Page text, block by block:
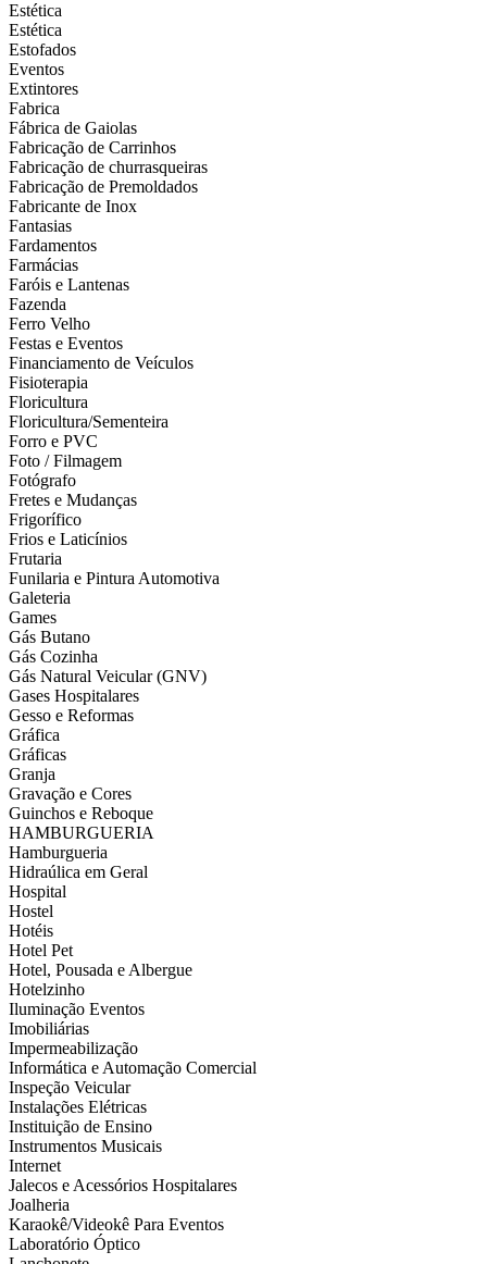
Estética
Estética
Estofados
Eventos
Extintores
Fabrica
Fábrica de Gaiolas
Fabricação de Carrinhos
Fabricação de churrasqueiras
Fabricação de Premoldados
Fabricante de Inox
Fantasias
Fardamentos
Farmácias
Faróis e Lantenas
Fazenda
Ferro Velho
Festas e Eventos
Financiamento de Veículos
Fisioterapia
Floricultura
Floricultura/Sementeira
Forro e PVC
Foto / Filmagem
Fotógrafo
Fretes e Mudanças
Frigorífico
Frios e Laticínios
Frutaria
Funilaria e Pintura Automotiva
Galeteria
Games
Gás Butano
Gás Cozinha
Gás Natural Veicular (GNV)
Gases Hospitalares
Gesso e Reformas
Gráfica
Gráficas
Granja
Gravação e Cores
Guinchos e Reboque
HAMBURGUERIA
Hamburgueria
Hidraúlica em Geral
Hospital
Hostel
Hotéis
Hotel Pet
Hotel, Pousada e Albergue
Hotelzinho
Iluminação Eventos
Imobiliárias
Impermeabilização
Informática e Automação Comercial
Inspeção Veicular
Instalações Elétricas
Instituição de Ensino
Instrumentos Musicais
Internet
Jalecos e Acessórios Hospitalares
Joalheria
Karaokê/Videokê Para Eventos
Laboratório Óptico